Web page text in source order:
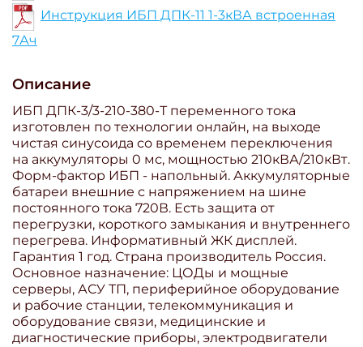
Инструкция ИБП ДПК-11 1-3кВА встроенная
7Ач
Описание
ИБП ДПК-3/3-210-380-Т переменного тока
изготовлен по технологии онлайн, на выходе
чистая синусоида со временем переключения
на аккумуляторы 0 мс, мощностью 210кВА/210кВт.
Форм-фактор ИБП - напольный. Аккумуляторные
батареи внешние с напряжением на шине
постоянного тока 720В. Есть защита от
перегрузки, короткого замыкания и внутреннего
перегрева. Информативный ЖК дисплей.
Гарантия 1 год. Страна производитель Россия.
Основное назначение: ЦОДы и мощные
серверы, АСУ ТП, периферийное оборудование
и рабочие станции, телекоммуникация и
оборудование связи, медицинские и
диагностические приборы, электродвигатели